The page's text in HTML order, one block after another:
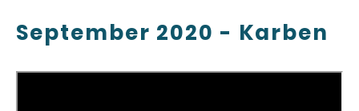
September 2020 - Karben